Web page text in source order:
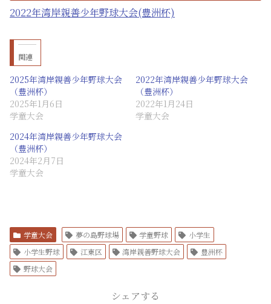
2022年湾岸親善少年野球大会(豊洲杯)
関連
2025年湾岸親善少年野球大会
（豊洲杯）
2025年1月6日
学童大会
2022年湾岸親善少年野球大会
（豊洲杯）
2022年1月24日
学童大会
2024年湾岸親善少年野球大会
（豊洲杯）
2024年2月7日
学童大会
学童大会 夢の島野球場 学童野球
小学生
小学生野球
江東区 湾岸親善野球大会
豊洲杯
野球大会
シェアする